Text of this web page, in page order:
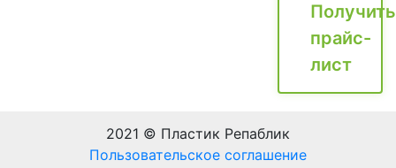
Получить
прайс-
лист
2021 © Пластик Репаблик
Пользовательское соглашение